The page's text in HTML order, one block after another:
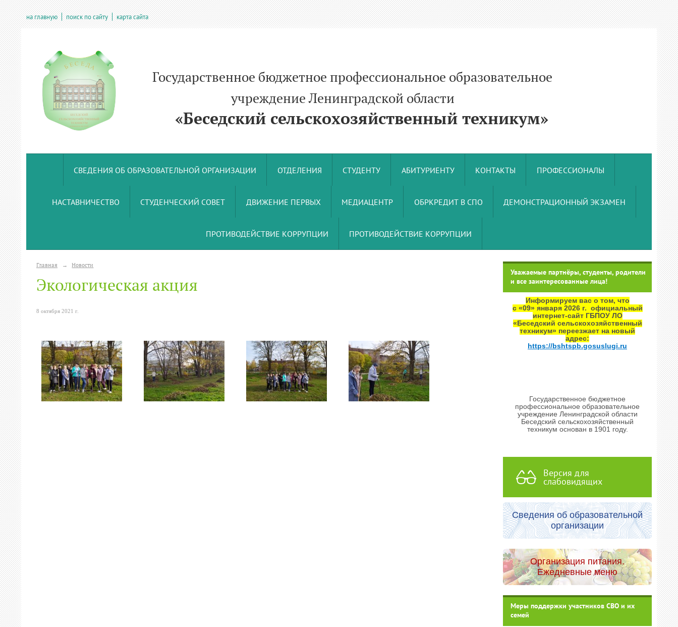
на главную поиск по сайту карта сайта
Государственное бюджетное профессиональное образовательное
учреждение Ленинградской области
«Беседский сельскохозяйственный техникум»
СВЕДЕНИЯ ОБ ОБРАЗОВАТЕЛЬНОЙ ОРГАНИЗАЦИИ ОТДЕЛЕНИЯ СТУДЕНТУ АБИТУРИЕНТУ КОНТАКТЫ ПРОФЕССИОНАЛЫ
НАСТАВНИЧЕСТВО СТУДЕНЧЕСКИЙ СОВЕТ ДВИЖЕНИЕ ПЕРВЫХ МЕДИАЦЕНТР ОБРКРЕДИТ В СПО ДЕМОНСТРАЦИОННЫЙ ЭКЗАМЕН
ПРОТИВОДЕЙСТВИЕ КОРРУПЦИИ ПРОТИВОДЕЙСТВИЕ КОРРУПЦИИ
Главная → Новости
Экологическая акция
8 октября 2021 г.
Уважаемые партнёры, студенты, родители
и все заинтересованные лица!
Информируем вас о том, что
с «09» января 2026 г. официальный
интернет‑сайт ГБПОУ ЛО
«Беседский сельскохозяйственный
техникум» переезжает на новый
адрес:
https://bshtspb.gosuslugi.ru
Государственное бюджетное
профессиональное образовательное
учреждение Ленинградской области
Беседский сельскохозяйственный
техникум основан в 1901 году.
Версия для
слабовидящих
Сведения об образовательной
организации
Организация питания.
Ежедневные меню
Меры поддержки участников СВО и их
семей